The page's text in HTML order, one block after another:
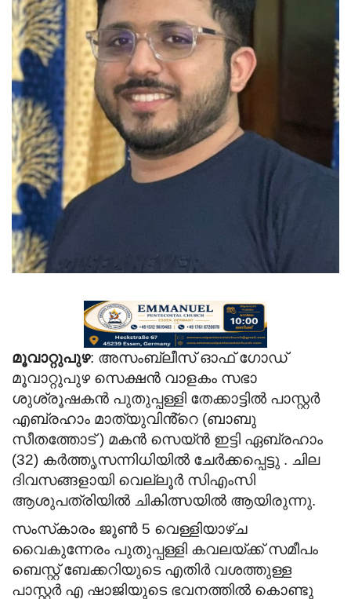
Videos
Praise & Prayers
Contact US
മൂവാറ്റുപുഴ: അസംബ്ലീസ്ഓഫ് ഗോഡ്‌
മൂവാറ്റുപുഴ സെക്ഷൻ വാളകം സഭാ
ശുശ്രൂഷകൻ പുതുപ്പള്ളി തേക്കാട്ടിൽ പാസ്റ്റർ
എബ്രഹാം മാത്യുവിൻ്റെ (ബാബു
സീതത്തോട് ) മകൻ സെയ്ൻ ഇട്ടി ഏബ്രഹാം
(32) കർത്തൃസന്നിധിയിൽ ചേർക്കപ്പെട്ടു . ചില
ദിവസങ്ങളായി വെല്ലൂർ സിഎംസി
ആശുപത്രിയിൽ ചികിത്സയിൽ ആയിരുന്നു.
സംസ്‌കാരം ജൂൺ 5 വെള്ളിയാഴ്ച
വൈകുന്നേരം പുതുപ്പള്ളി കവലയ്ക്ക് സമീപം
ബെസ്റ്റ് ബേക്കറിയുടെ എതിർ വശത്തുള്ള
പാസ്റ്റർ എ ഷാജിയുടെ ഭവനത്തിൽ കൊണ്ടു